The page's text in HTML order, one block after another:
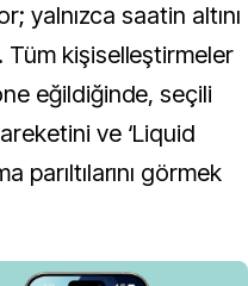
yalnızca saatin altını
kişiselleştirmeler
eğildiğinde, seçili
ve ‘Liquid
parıltılarını görmek